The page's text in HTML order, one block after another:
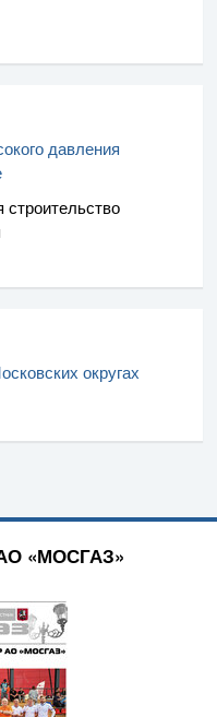
давления
округах
«МОСГАЗ»